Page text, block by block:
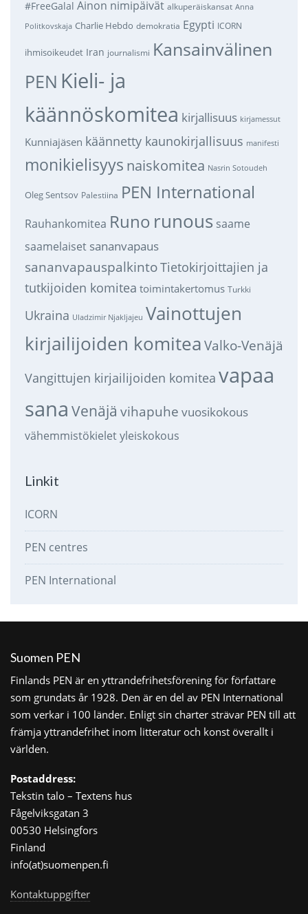
#FreeGalal Ainon nimipäivät alkuperäiskansat Anna
Politkovskaja Charlie Hebdo demokratia Egypti ICORN
ihmisoikeudet Iran journalismi Kansainvälinen
PEN Kieli- ja
käännöskomitea kirjallisuus kirjamessut
Kunniajäsen käännetty kaunokirjallisuus manifesti
monikielisyys naiskomitea Nasrin Sotoudeh
Oleg Sentsov Palestiina PEN International
Rauhankomitea Runo runous saame
saamelaiset sananvapaus
sananvapauspalkintoTietokirjoittajien ja
tutkijoiden komitea toimintakertomus Turkki
Ukraina Uladzimir Njakljajeu Vainottujen
kirjailijoiden komitea Valko-Venäjä
Vangittujen kirjailijoiden komitea vapaa
sana Venäjä vihapuhe vuosikokous
vähemmistökieletyleiskokous
Linkit
ICORN
PEN centres
PEN International
Suomen PEN
Finlands PEN är en yttrandefrihetsförening för författare
som grundats år 1928. Den är en del av PEN International
som verkar i 100 länder. Enligt sin charter strävar PEN till att
främja yttrandefrihet inom litteratur och konst överallt i
världen.
Postaddress:
Tekstin talo – Textens hus
Fågelviksgatan 3
00530 Helsingfors
Finland
info(at)suomenpen.fi
Kontaktuppgifter